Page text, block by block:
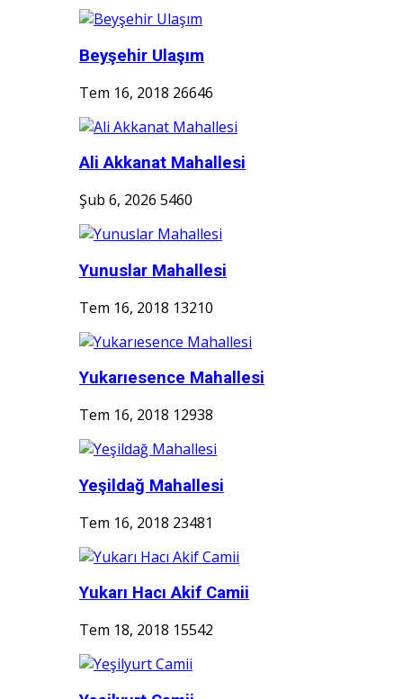
Beyşehir Ulaşım
Tem 16, 2018 26646
Ali Akkanat Mahallesi
Şub 6, 2026 5460
Yunuslar Mahallesi
Tem 16, 2018 13210
Yukarıesence Mahallesi
Tem 16, 2018 12938
Yeşildağ Mahallesi
Tem 16, 2018 23481
Yukarı Hacı Akif Camii
Tem 18, 2018 15542